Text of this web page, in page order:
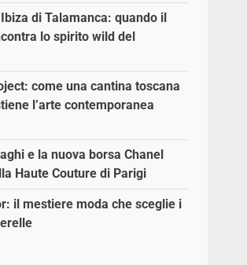
di Talamanca: quando il
lo spirito wild del
come una cantina toscana
l’arte contemporanea
e la nuova borsa Chanel
Haute Couture di Parigi
il mestiere moda che sceglie i